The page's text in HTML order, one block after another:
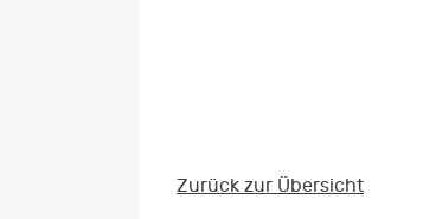
Zurück zur Übersicht